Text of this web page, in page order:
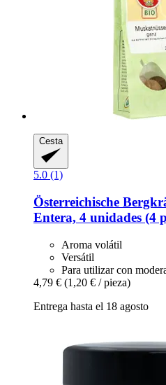
Cesta
5.0 (1)
Österreichische
Entera, 4 unidades (4
Aroma volátil
Versátil
Para utilizar con
4,79 € (1,20 € / pieza)
Entrega hasta el 18 agosto